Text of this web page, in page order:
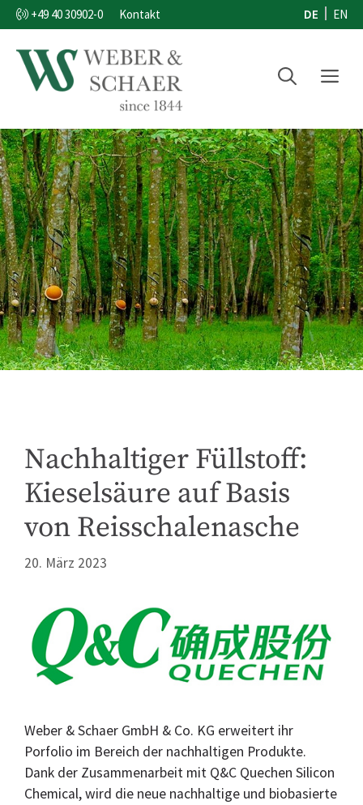
Zum
Inhalt
springen
+49 40 30902-0 Kontakt DE EN
Nachhaltiger Füllstoff:
Kieselsäure auf Basis
von Reisschalenasche
20. März 2023
Weber & Schaer GmbH & Co. KG erweitert ihr
Porfolio im Bereich der nachhaltigen Produkte.
Dank der Zusammenarbeit mit Q&C Quechen Silicon
Chemical, wird die neue nachhaltige und biobasierte